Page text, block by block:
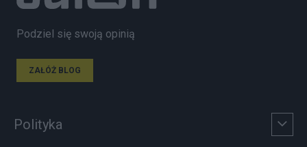
Podziel się swoją opinią
ZAŁÓŻ BLOG
Polityka